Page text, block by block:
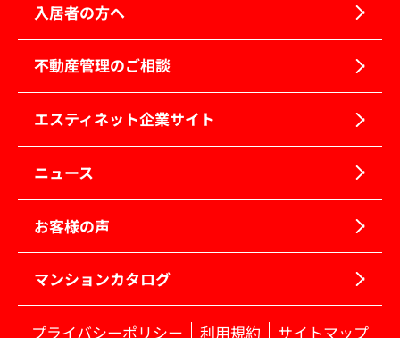
入居者の方へ
不動産管理のご相談
エスティネット企業サイト
ニュース
お客様の声
マンションカタログ
プライバシーポリシー 利用規約 サイトマップ